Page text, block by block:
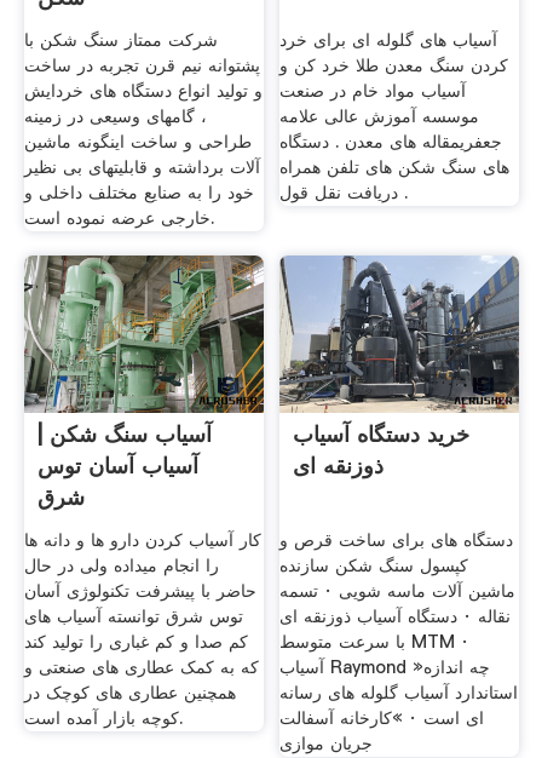
شرکت ممتاز سنگ شکن با
پشتوانه نیم قرن تجربه در ساخت
و تولید انواع دستگاه های خردایش
، گامهای وسيعی در زمينه
طراحی و ساخت اينگونه ماشين
آلات برداشته و قابليتهای بی نظير
خود را به صنايع مختلف داخلی و
خارجی عرضه نموده است.
آسیاب های گلوله ای برای خرد
کردن سنگ معدن طلا خرد کن و
آسیاب مواد خام در صنعت
موسسه آموزش عالی علامه
جعفریمقاله های معدن . دستگاه
های سنگ شکن های تلفن همراه
. دریافت نقل قول
آسیاب سنگ شکن |
آسیاب آسان توس
شرق
کار آسیاب کردن دارو ها و دانه ها
را انجام میداده ولی در حال
حاضر با پیشرفت تکنولوژی آسان
توس شرق توانسته آسیاب های
کم صدا و کم غباری را تولید کند
که به کمک عطاری های صنعتی و
همچنین عطاری های کوچک در
کوچه بازار آمده است.
خرید دستگاه آسیاب
ذوزنقه ای
دستگاه های برای ساخت قرص و
کپسول سنگ شکن سازنده
ماشین آلات ماسه شویی · تسمه
نقاله · دستگاه آسیاب ذوزنقه ای
با سرعت متوسط MTM ·
آسیاب Raymond »چه اندازه
استاندارد آسیاب گلوله های رسانه
ای است · »کارخانه آسفالت
جریان موازی